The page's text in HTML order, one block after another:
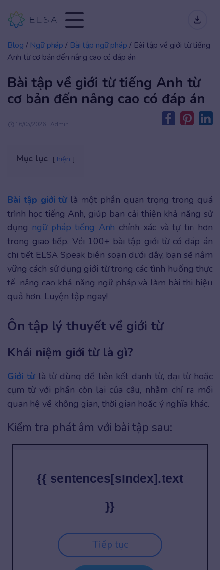
Blog / Ngữ pháp / Bài tập ngữ pháp / Bài tập về giới từ tiếng
Anh từ cơ bản đến nâng cao có đáp án
Bài tập về giới từ tiếng Anh từ
cơ bản đến nâng cao có đáp án
16/05/2026 | Admin
Mục lục hiện
Bài tập giới từlà một phần quan trọng trong quá
trình học tiếng Anh, giúp bạn cải thiện khả năng sử
dụng ngữ pháp tiếng Anh chính xác và tự tin hơn
trong giao tiếp. Với 100+ bài tập giới từ có đáp án
chi tiết ELSA Speak biên soạn dưới đây, bạn sẽ nắm
vững cách sử dụng giới từ trong các tình huống thực
tế, nâng cao khả năng ngữ pháp và làm bài thi hiệu
quả hơn. Luyện tập ngay!
Ôn tập lý thuyết về giới từ
Khái niệm giới từ là gì?
Giới từlà từ dùng để liên kết danh từ, đại từ hoặc
cụm từ với phần còn lại của câu, nhằm chỉ ra mối
quan hệ về không gian, thời gian hoặc ý nghĩa khác.
Kiểm tra phát âm với bài tập sau:
{{ sentences[sIndex].text
}}
Tiếp tục